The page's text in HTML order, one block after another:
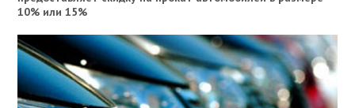
10% или 15%